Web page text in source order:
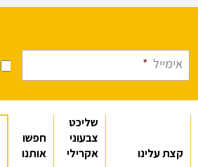
אימייל *
קצת עלינו
שליכט
צבעוני
אקרילי
חפשו
אותנו